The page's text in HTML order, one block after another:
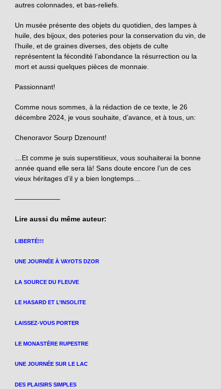
autres colonnades, et bas-reliefs.
Un musée présente des objets du quotidien, des lampes à
huile, des bijoux, des poteries pour la conservation du vin, de
l’huile, et de graines diverses, des objets de culte
représentent la fécondité l’abondance la résurrection ou la
mort et aussi quelques pièces de monnaie.
Passionnant!
Comme nous sommes, à la rédaction de ce texte, le 26
décembre 2024, je vous souhaite, d’avance, et à tous, un:
Chenoravor Sourp Dzenount!
…Et comme je suis superstitieux, vous souhaiterai la bonne
année quand elle sera là! Sans doute encore l’un de ces
vieux héritages d’il y a bien longtemps…
——————–
Lire aussi du même auteur:
LIBERTÉ!!!
UNE JOURNÉE À VAYOTS DZOR
LA SOURCE DU FLEUVE
LE HASARD ET L’INSOLITE
LAISSEZ-VOUS PORTER
LE MONASTÈRE RUPESTRE
UNE JOURNÉE SUR LE LAC
DES PLAISIRS SIMPLES